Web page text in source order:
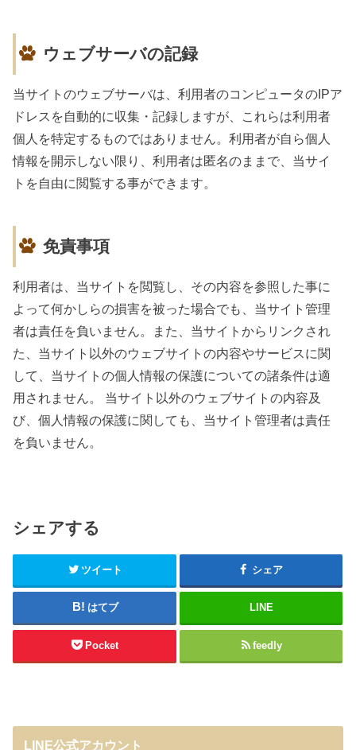
ウェブサーバの記録
当サイトのウェブサーバは、利用者のコンピュータのIPア
ドレスを自動的に収集・記録しますが、これらは利用者
個人を特定するものではありません。利用者が自ら個人
情報を開示しない限り、利用者は匿名のままで、当サイ
トを自由に閲覧する事ができます。
免責事項
利用者は、当サイトを閲覧し、その内容を参照した事に
よって何かしらの損害を被った場合でも、当サイト管理
者は責任を負いません。また、当サイトからリンクされ
た、当サイト以外のウェブサイトの内容やサービスに関
して、当サイトの個人情報の保護についての諸条件は適
用されません。 当サイト以外のウェブサイトの内容及
び、個人情報の保護に関しても、当サイト管理者は責任
を負いません。
シェアする
ツイート シェア
はてブ LINE
Pocket feedly
LINE公式アカウント